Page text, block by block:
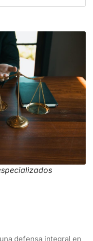
defensa integral en
los derechos y